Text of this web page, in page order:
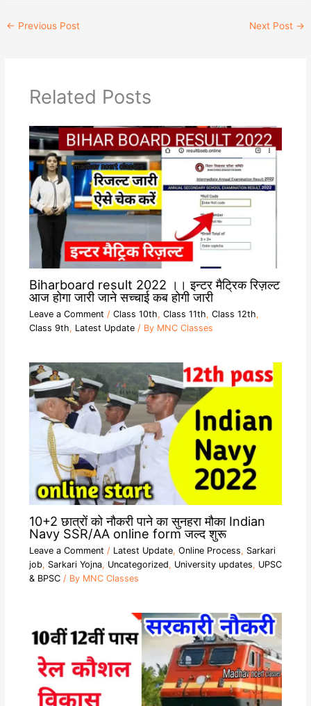
a
l
m
p
k
c
k
← Previous Post Next Post →
Related Posts
Biharboard result 2022 ।। इन्टर मैट्रिक रिज़ल्ट
आज होगा जारी जाने सच्चाई कब होगी जारी
Leave a Comment / Class 10th, Class 11th, Class 12th,
Class 9th, Latest Update/ By MNC Classes
10+2 छात्रों को नौकरी पाने का सुनहरा मौका Indian
Navy SSR/AA online form जल्द शुरू
Leave a Comment / Latest Update, Online Process, Sarkari
job, Sarkari Yojna, Uncategorized, University updates, UPSC
& BPSC/ By MNC Classes